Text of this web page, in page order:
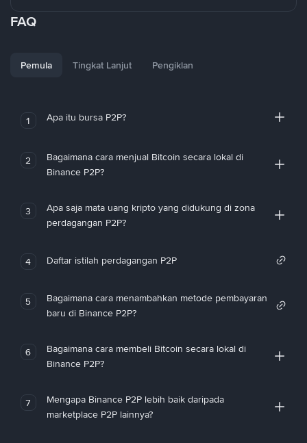
FAQ
Pemula Tingkat Lanjut Pengiklan
1 Apa itu bursa P2P?
2
Bagaimana cara menjual Bitcoin secara lokal di
Binance P2P?
3
Apa saja mata uang kripto yang didukung di zona
perdagangan P2P?
4 Daftar istilah perdagangan P2P
5
Bagaimana cara menambahkan metode pembayaran
baru di Binance P2P?
6
Bagaimana cara membeli Bitcoin secara lokal di
Binance P2P?
7
Mengapa Binance P2P lebih baik daripada
marketplace P2P lainnya?